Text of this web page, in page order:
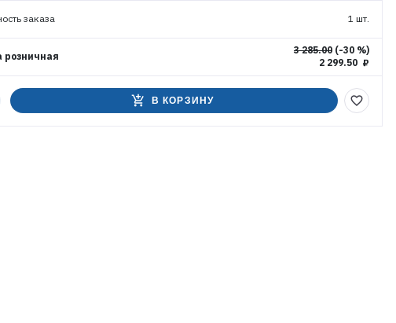
заказа 1 шт.
розничная
3 285.00(-30 %)
2 299.50 ₽
add_shopping_cart В КОРЗИНУ favorite_border